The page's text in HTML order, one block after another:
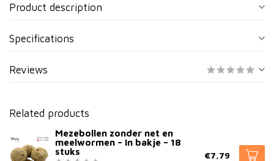
Product description
Specifications
Reviews
Related products
Mezebollen zonder net en
meelwormen – In bakje – 18
stuks
€7,79